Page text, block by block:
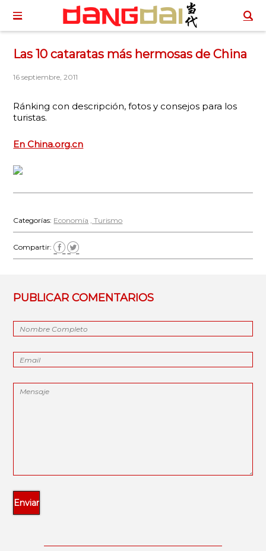
Las 10 cataratas más hermosas de China
16 septiembre, 2011
Ránking con descripción, fotos y consejos para los
turistas.
En China.org.cn
Categorías: Economía Turismo
Compartir:
PUBLICAR COMENTARIOS